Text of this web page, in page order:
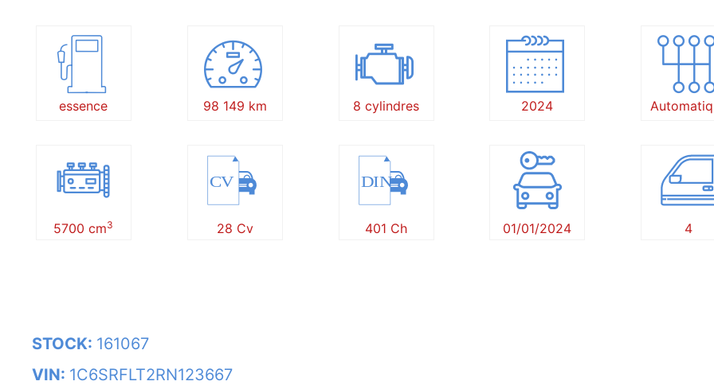
essence 98 149 km 8 cylindres 2024
5700 cm3
CV
28 Cv
DIN
401 Ch 01/01/2024 4
STOCK: 161067
VIN: 1C6SRFLT2RN123667